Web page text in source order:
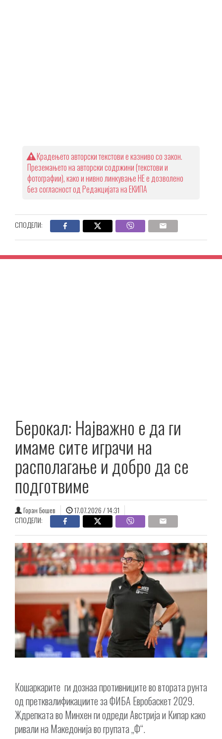
Крадењето авторски текстови е казниво со закон.
Преземањето на авторски содржини (текстови и
фотографии), како и нивно линкување НЕ е дозволено
без согласност од Редакцијата на ЕКИПА
СПОДЕЛИ:
Берокал: Најважно е да ги
имаме сите играчи на
располагање и добро да се
подготвиме
Горан Бошев
17.07.2026 / 14:31
СПОДЕЛИ:
Кошаркарите ги дознаа противниците во втората рунта
од претквалификациите за ФИБА Евробаскет 2029.
Ждрепката во Минхен ги одреди Австрија и Кипар како
ривали на Македонија во групата „Ф“.